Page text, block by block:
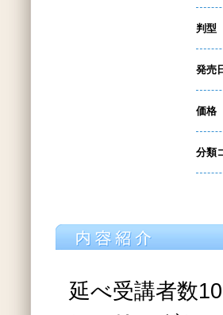
判型
発売
価格
分類
延べ受講者数